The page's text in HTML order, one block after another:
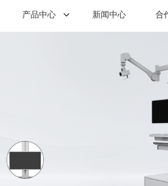
产品中心 新闻中心 合